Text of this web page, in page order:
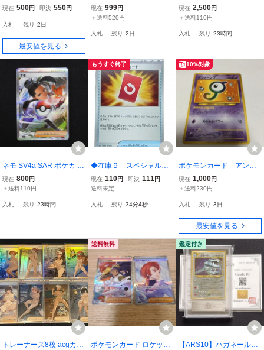
やる気 サポート トレーナ
現在 500円 即決 550円
入札 - 残り 2日
最安値を見る
ーズ・特殊エネルギーな
ど約700枚 大量 まとめ売
現在 999円
＋送料520円
入札 - 残り 2日
スト 4枚セット エクス
トラバトルの日 ポケモ
ners' Mail
現在 2,500円
＋送料110円
入札 - 残り 23時間
ネモ SV4a SAR ポケカ ポ
ケモンカード サポート ト
レーナーズ
現在 800円
＋送料110円
入札 - 残り 23時間
もうすぐ終了
◆在庫９ スペシャルレ
ッドカード トレーナー
ズ グッズ ポケモンカ
現在 110円 即決 111 円
送料未定
入札 - 残り 34分3秒
10%対象
ポケモンカード アンノ
ーン トレーナーズおま
けカード 旧裏
現在 1,000円
＋送料230円
入札 - 残り 3日
最安値を見る
トレーナーズ8枚 acgカー
送料無料
ポケモンカード ロケット
鑑定付き
【ARS10】ハガネール